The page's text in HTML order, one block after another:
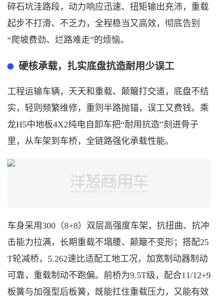
碎石坑洼路段，动力响应迅速、扭矩输出充沛，重载
起步不打滑、不乏力，全程稳当又高效，彻底告别
“爬坡费劲、烂路难走”的烦恼。
硬核承载，扎实底盘抗造耐用少误工
工程运输车辆，天天和重载、颠簸打交道，底盘不结
实，轻则频繁维修，重则半路抛锚，误工又费钱。乘
龙H5中地板4X2纯电自卸车把“耐用抗造”刻进骨子
里，从车架到车桥，全链路强化承载性能。
车身采用300（8+8）双层高强度车架，抗扭曲、抗冲
击能力拉满，长期重载不塌腰、颠簸不变形；搭配25
T轮减桥，5.262速比适配工地工况，加宽制动器制动
可靠，重载制动不跑偏。前桥为9.5T级，配合11/12+9
板簧与加强型后板簧，既能扛住重载压力，又能有效